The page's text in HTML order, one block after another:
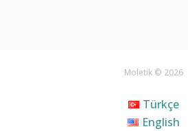
Moletik © 2026
Türkçe
English